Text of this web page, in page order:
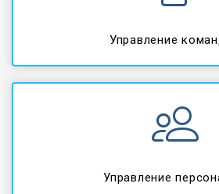
Управление
Управление